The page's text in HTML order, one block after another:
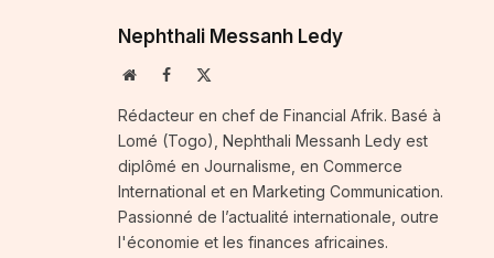
Nephthali Messanh Ledy
WebsiteFacebook
Rédacteur en chef de Financial Afrik. Basé à
Lomé (Togo), Nephthali Messanh Ledy est
diplômé en Journalisme, en Commerce
International et en Marketing Communication.
Passionné de l’actualité internationale, outre
l'économie et les finances africaines.